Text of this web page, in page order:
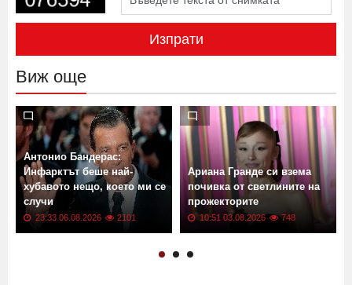
Изпрати
Виж още
Антонио Бандерас:
Инфарктът беше най-
хубавото нещо, което ми се
случи
23:33 06.08.2026 2101
Ариана Гранде си взема
почивка от светлините на
прожекторите
10:51 03.08.2026 748